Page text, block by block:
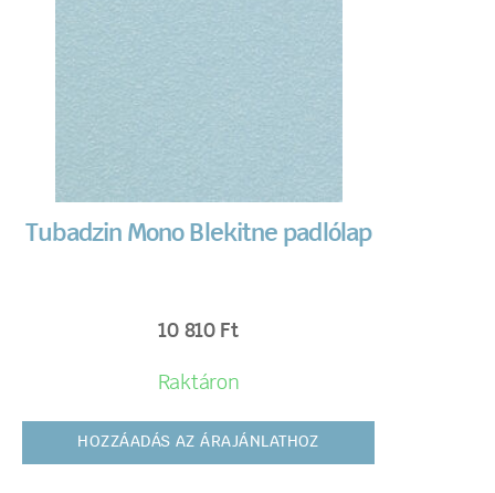
Tubadzin Mono Blekitne padlólap
10 810 Ft
Raktáron
HOZZÁADÁS AZ ÁRAJÁNLATHOZ